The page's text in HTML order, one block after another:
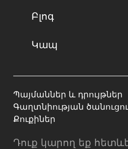
Բլոգ
Կապ
Պայմաններ և դրույթներ
Գաղտնիության
Քուքիներ
Դուք կարող եք